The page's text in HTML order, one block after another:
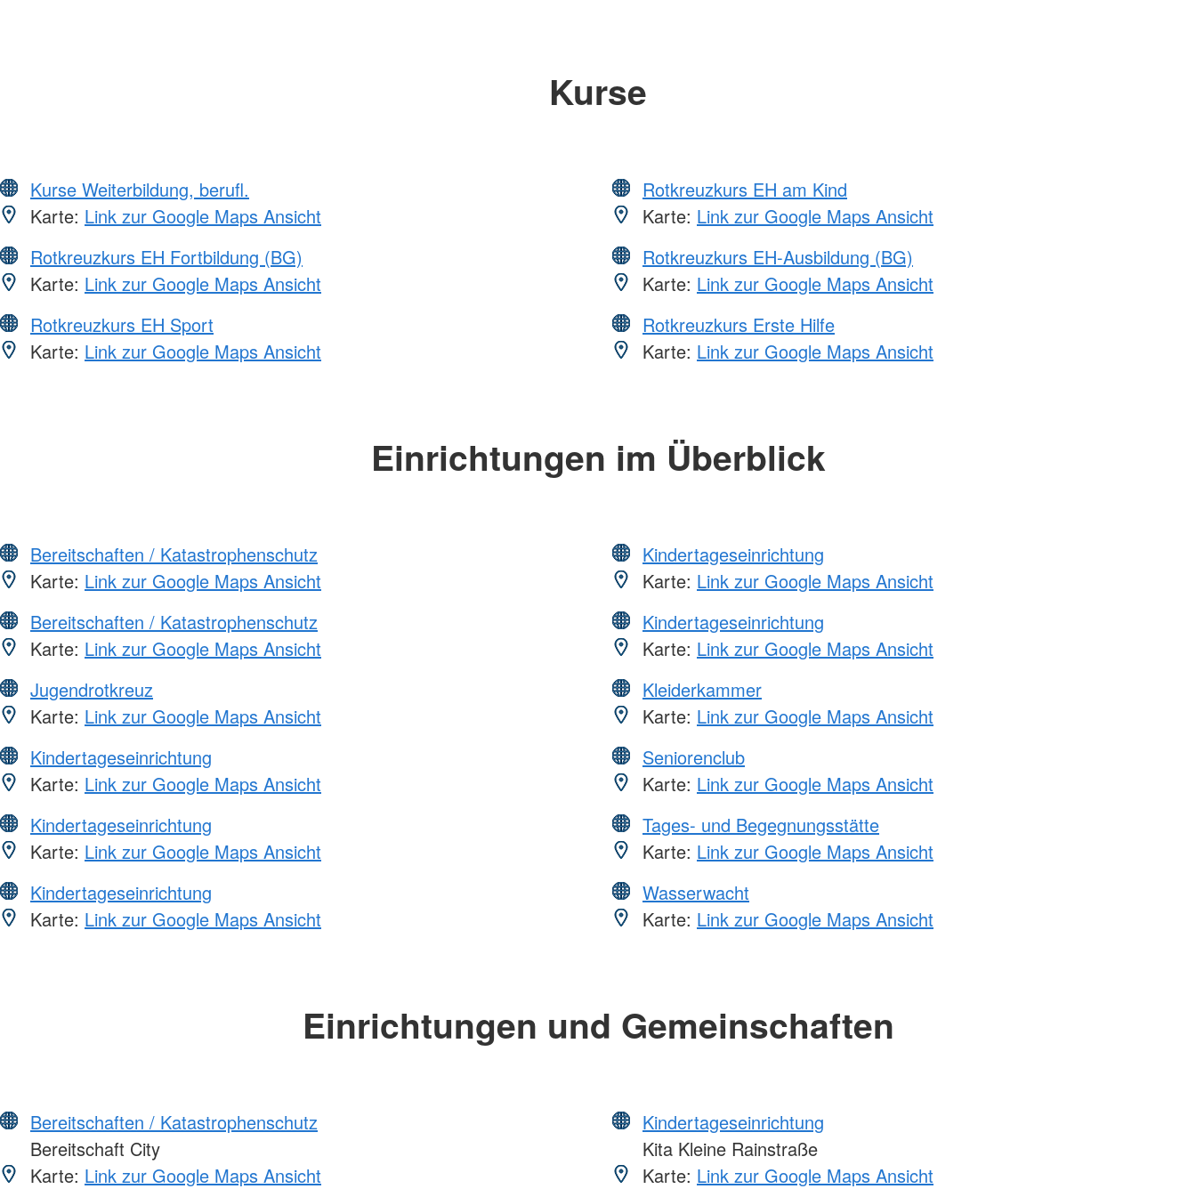
Kurse
Kurse Weiterbildung, berufl.
Karte: Link zur Google Maps Ansicht
Rotkreuzkurs EH Fortbildung (BG)
Karte: Link zur Google Maps Ansicht
Rotkreuzkurs EH Sport
Karte: Link zur Google Maps Ansicht
Rotkreuzkurs EH am Kind
Karte: Link zur Google Maps Ansicht
Rotkreuzkurs EH-Ausbildung (BG)
Karte: Link zur Google Maps Ansicht
Rotkreuzkurs Erste Hilfe
Karte: Link zur Google Maps Ansicht
Einrichtungen im Überblick
Bereitschaften / Katastrophenschutz
Karte: Link zur Google Maps Ansicht
Bereitschaften / Katastrophenschutz
Karte: Link zur Google Maps Ansicht
Jugendrotkreuz
Karte: Link zur Google Maps Ansicht
Kindertageseinrichtung
Karte: Link zur Google Maps Ansicht
Kindertageseinrichtung
Karte: Link zur Google Maps Ansicht
Kindertageseinrichtung
Karte: Link zur Google Maps Ansicht
Kindertageseinrichtung
Karte: Link zur Google Maps Ansicht
Kindertageseinrichtung
Karte: Link zur Google Maps Ansicht
Kleiderkammer
Karte: Link zur Google Maps Ansicht
Seniorenclub
Karte: Link zur Google Maps Ansicht
Tages- und Begegnungsstätte
Karte: Link zur Google Maps Ansicht
Wasserwacht
Karte: Link zur Google Maps Ansicht
Einrichtungen und Gemeinschaften
Bereitschaften / Katastrophenschutz
Bereitschaft City
Karte: Link zur Google Maps Ansicht
Kindertageseinrichtung
Kita Kleine Rainstraße
Karte: Link zur Google Maps Ansicht